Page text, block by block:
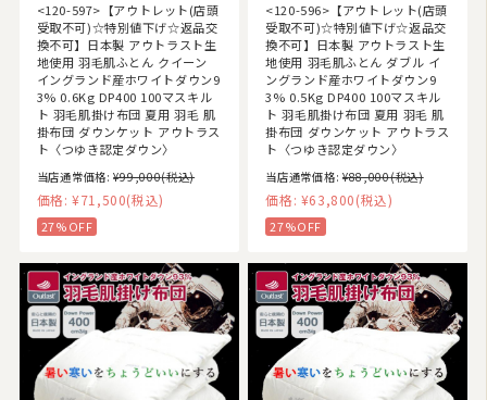
<120-597>【アウトレット(店頭
受取不可)☆特別値下げ☆返品交
換不可】日本製 アウトラスト生
地使用 羽毛肌ふとん クイーン
イングランド産ホワイトダウン9
3% 0.6Kg DP400 100マスキル
ト 羽毛肌掛け布団 夏用 羽毛 肌
掛布団 ダウンケット アウトラス
ト〈つゆき認定ダウン〉
当店通常価格: ¥99,000(税込)
価格: ¥71,500(税込)
27%OFF
<120-596>【アウトレット(店頭
受取不可)☆特別値下げ☆返品交
換不可】日本製 アウトラスト生
地使用 羽毛肌ふとん ダブル イ
ングランド産ホワイトダウン9
3% 0.5Kg DP400 100マスキル
ト 羽毛肌掛け布団 夏用 羽毛 肌
掛布団 ダウンケット アウトラス
ト〈つゆき認定ダウン〉
当店通常価格: ¥88,000(税込)
価格: ¥63,800(税込)
27%OFF